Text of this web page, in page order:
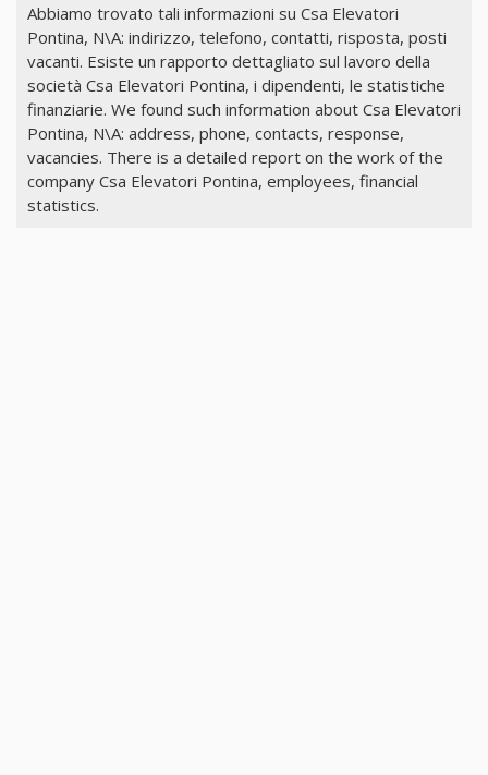
Abbiamo trovato tali informazioni su Csa Elevatori
Pontina, N\A: indirizzo, telefono, contatti, risposta, posti
vacanti. Esiste un rapporto dettagliato sul lavoro della
società Csa Elevatori Pontina, i dipendenti, le statistiche
finanziarie. We found such information about Csa Elevatori
Pontina, N\A: address, phone, contacts, response,
vacancies. There is a detailed report on the work of the
company Csa Elevatori Pontina, employees, financial
statistics.